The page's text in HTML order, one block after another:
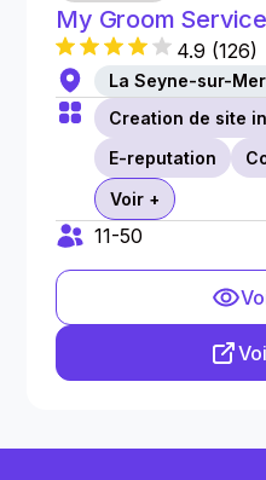
My Groom Service
4.9 (126)
La Seyne-sur-Mer
Creation de site
E-reputation
Voir +
11-50